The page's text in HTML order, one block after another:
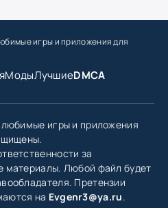
игрыи приложения для
МодыЛучшиеDMCA
игры и приложения
за
материалы. Любой файл будет
Претензии
на Evgenr3@ya.ru.